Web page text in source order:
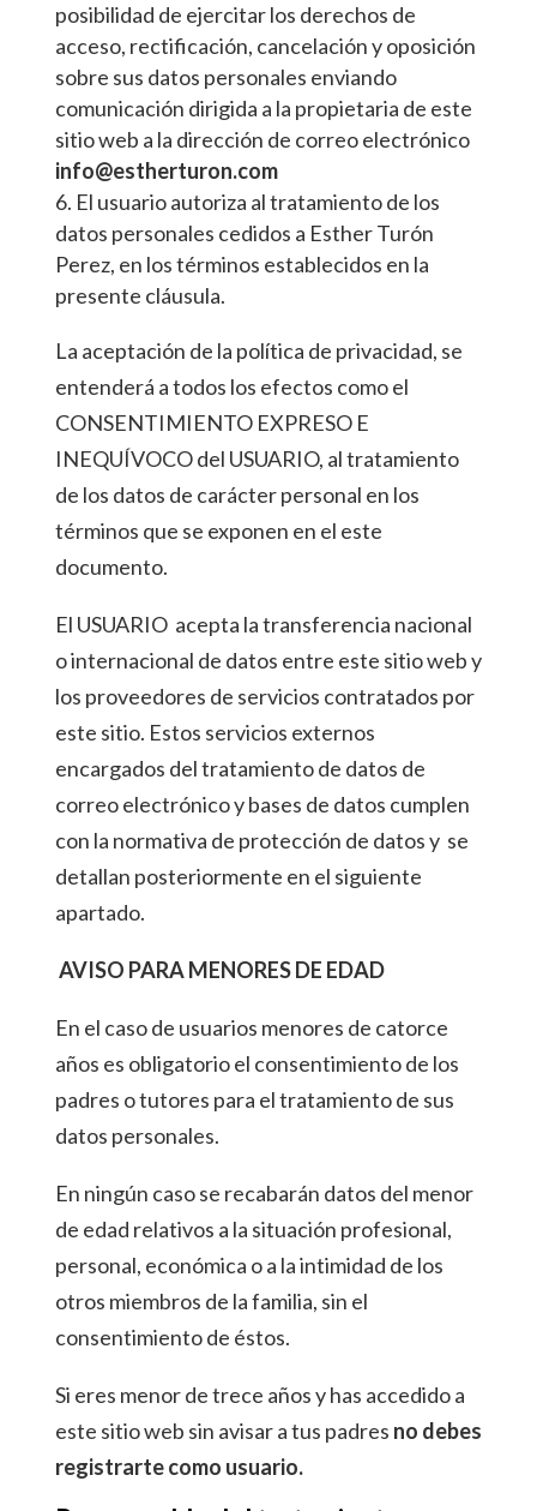
posibilidad de ejercitar los derechos de
acceso, rectificación, cancelación y oposición
sobre sus datos personales enviando
comunicación dirigida a la propietaria de este
sitio web a la dirección de correo electrónico
info@estherturon.com
El usuario autoriza al tratamiento de los
datos personales cedidos a Esther Turón
Perez, en los términos establecidos en la
presente cláusula.
La aceptación de la política de privacidad, se
entenderá a todos los efectos como el
CONSENTIMIENTO EXPRESO E
INEQUÍVOCO del USUARIO, al tratamiento
de los datos de carácter personal en los
términos que se exponen en el este
documento.
El USUARIO acepta la transferencia nacional
o internacional de datos entre este sitio web y
los proveedores de servicios contratados por
este sitio. Estos servicios externos
encargados del tratamiento de datos de
correo electrónico y bases de datos cumplen
con la normativa de protección de datos y se
detallan posteriormente en el siguiente
apartado.
AVISO PARAMENORES DE EDAD
En el caso de usuarios menores de catorce
años es obligatorio el consentimiento de los
padres o tutores para el tratamiento de sus
datos personales.
En ningún caso se recabarán datos del menor
de edad relativos a la situación profesional,
personal, económica o a la intimidad de los
otros miembros de la familia, sin el
consentimiento de éstos.
Si eres menor de trece años y has accedido a
este sitio web sin avisar a tus padres no debes
registrarte como usuario.